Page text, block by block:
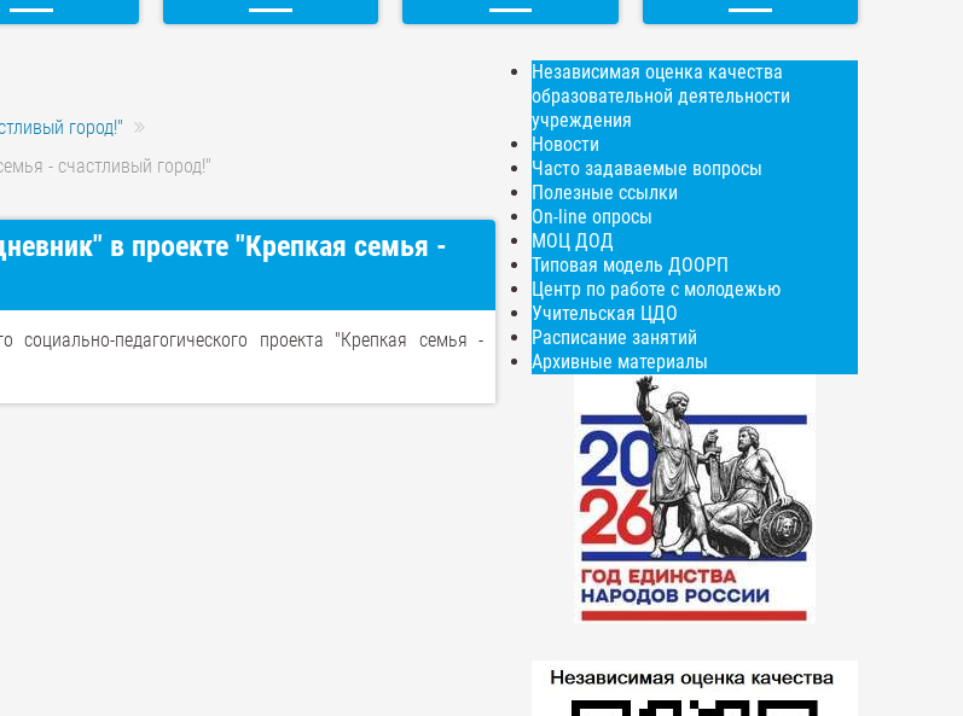
город!"
- счастливый город!"
в проекте "Крепкая семья -
социально-педагогического проекта "Крепкая семья -
Независимая оценка качества
образовательной деятельности
учреждения
Новости
Часто задаваемые вопросы
Полезные ссылки
On-line опросы
МОЦ ДОД
Типовая модель ДООРП
Центр по работе с молодежью
Учительская ЦДО
Расписание занятий
Архивные материалы